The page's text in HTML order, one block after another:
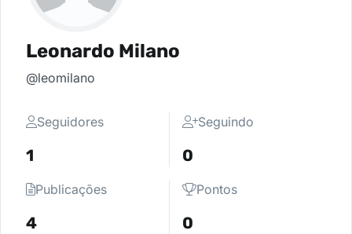
Leonardo Milano
@leomilano
Seguidores
1
Seguindo
0
Publicações
4
Pontos
0